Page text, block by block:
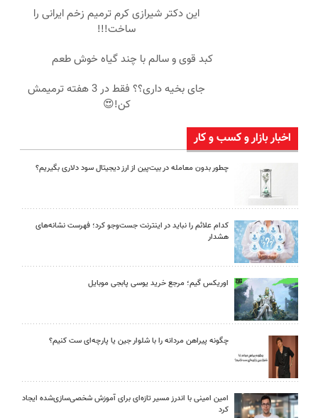
این دکتر شیرازی کرم ترمیم زخم ایرانی را
ساخت!!!
کبد قوی و سالم با چند گیاه خوش طعم
جای بخیه داری؟؟ فقط در 3 هفته ترمیمش
کن!😍
اخبار بازار و کسب و کار
چطور بدون معامله در بیت‌پین از ارز دیجیتال سود دلاری بگیریم؟
کدام علائم را نباید در اینترنت جست‌وجو کرد؛ فهرست نشانه‌های
هشدار
اوریکس گیم؛ مرجع خرید یوسی پابجی موبایل
چگونه پیراهن مردانه را با شلوار جین یا پارچه‌ای ست کنیم؟
امین امینی با اندرز مسیر تازه‌ای برای آموزش شخصی‌سازی‌شده ایجاد
کرد